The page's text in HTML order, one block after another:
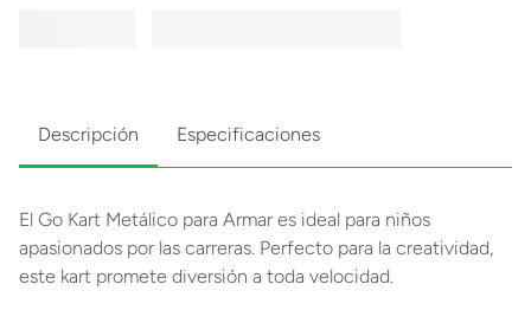
Descripción Especificaciones
El Go Kart Metálico para Armar es ideal para niños
apasionados por las carreras. Perfecto para la creatividad,
este kart promete diversión a toda velocidad.